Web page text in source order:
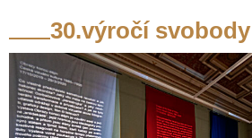
30.výročí